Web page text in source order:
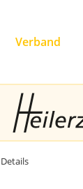
Verband